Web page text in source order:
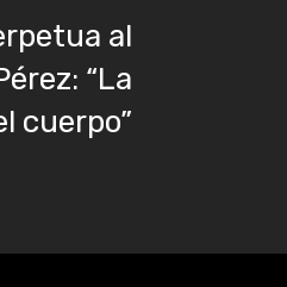
al
“La
cuerpo”